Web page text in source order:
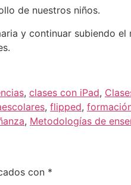
de nuestros niños.
y continuar subiendo
, clases con iPad,
, flipped,
, Metodologías de
con *